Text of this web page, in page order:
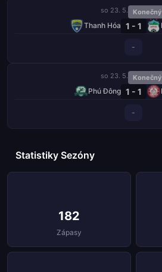
so 23. 5. Konečný
Thanh Hóa 1 - 1
-
so 23. 5. Konečný
Phú Đông 1 - 1
-
Statistiky Sezóny
182
Zápasy